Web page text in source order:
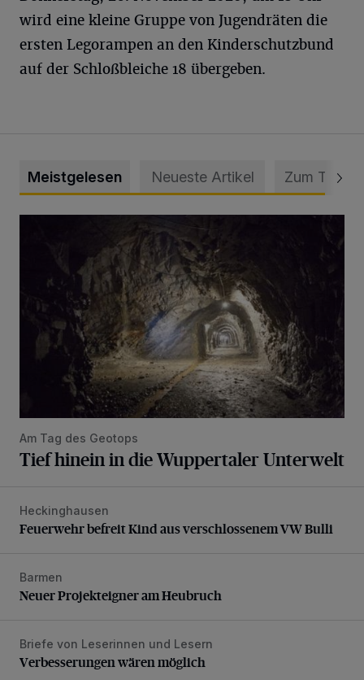
wird eine kleine Gruppe von Jugendräten die
ersten Legorampen an den Kinderschutzbund
auf der Schloßbleiche 18 übergeben.
Meistgelesen Neueste Artikel Zum Thema
Am Tag des Geotops
Tief hinein in die Wuppertaler Unterwelt
Feuerwehr befreit Kind aus verschlossenem VW Bulli
Heckinghausen
Feuerwehr befreit Kind aus verschlossenem VW Bulli
Neuer Projekteigner am Heubruch
Barmen
Neuer Projekteigner am Heubruch
Verbesserungen wären möglich
Briefe von Leserinnen und Lesern
Verbesserungen wären möglich